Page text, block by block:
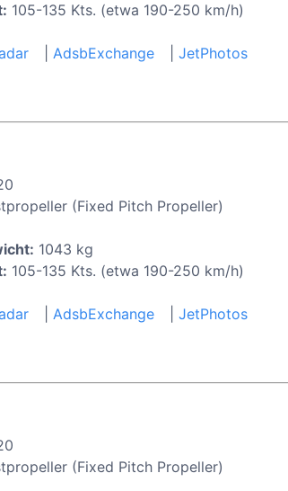
105-135 Kts. (etwa 190-250 km/h)
AdsbExchange JetPhotos
(Fixed Pitch Propeller)
1043 kg
105-135 Kts. (etwa 190-250 km/h)
AdsbExchange JetPhotos
(Fixed Pitch Propeller)